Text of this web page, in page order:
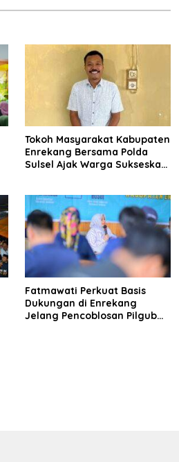
Tokoh Masyarakat Kabupaten
Enrekang Bersama Polda
Sulsel Ajak Warga Sukseskan
Fatmawati Perkuat Basis
Dukungan di Enrekang
Jelang Pencoblosan Pilgub